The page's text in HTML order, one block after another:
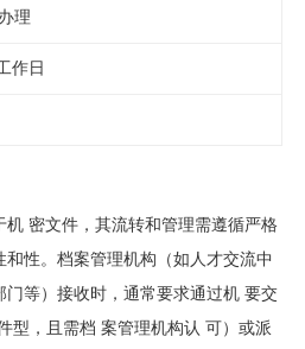
理
作日
机 密文件，其流转和管理需遵循严格
性。档案管理机构（如人才交流中
等）接收时，通常要求通过机 要交
型，且需档 案管理机构认 可）或派